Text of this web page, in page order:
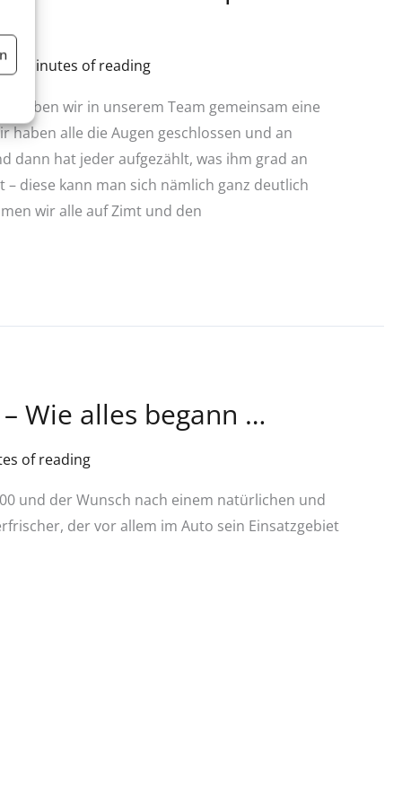
/ 2 minutes of reading
haben wir in unserem Team gemeinsam eine
haben alle die Augen geschlossen und an
dann hat jeder aufgezählt, was ihm grad an
diese kann man sich nämlich ganz deutlich
wir alle auf Zimt und den
Wie alles begann …
of reading
und der Wunsch nach einem natürlichen und
der vor allem im Auto sein Einsatzgebiet